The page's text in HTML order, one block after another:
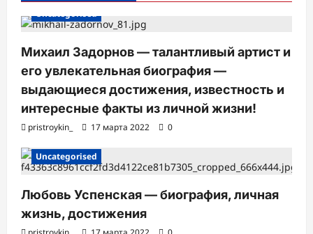
и Uncategorised
Михаил Задорнов — талантливый артист и
его увлекательная биография —
выдающиеся достижения, известность и
интересные факты из личной жизни!
pristroykin_ 17 марта 2022 0
Uncategorised
Любовь Успенская — биография, личная
жизнь, достижения